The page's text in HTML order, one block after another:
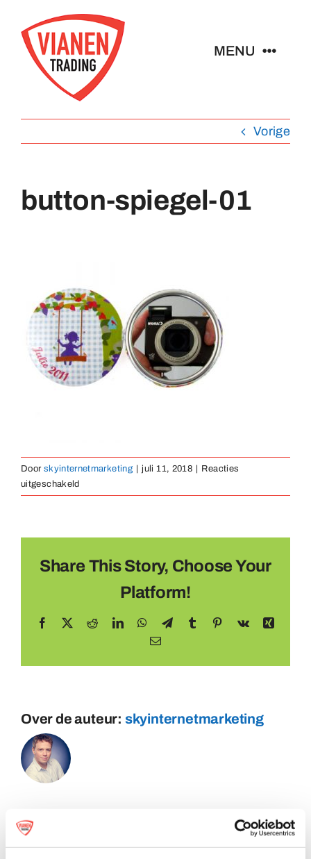
naar
inhoud
MENU
Pins
Schlüsselanhänger
Medaillen
Magnete
Vorige
button-spiegel-01
Door skyinternetmarketing | juli 11, 2018 | Reacties
uitgeschakeldvoor
button-
Share This Story, Choose Your
Platform!
Facebook RedditLinkedInWhatsApp
TelegramTumblr Pinterest
Vk
Xing
E-
Over de auteur: skyinternetmarketing